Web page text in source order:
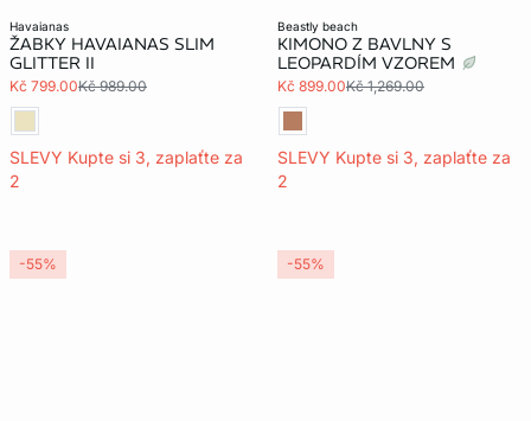
havaianas
ŽABKY HAVAIANAS SLIM
GLITTER II
Kč 799.00Kč 989.00
SLEVY Kupte si 3, zaplaťte za
2
beastly beach
KIMONO Z BAVLNY S
LEOPARDÍM VZOREM
Kč 899.00Kč 1,269.00
SLEVY Kupte si 3, zaplaťte za
2
-55% -55%